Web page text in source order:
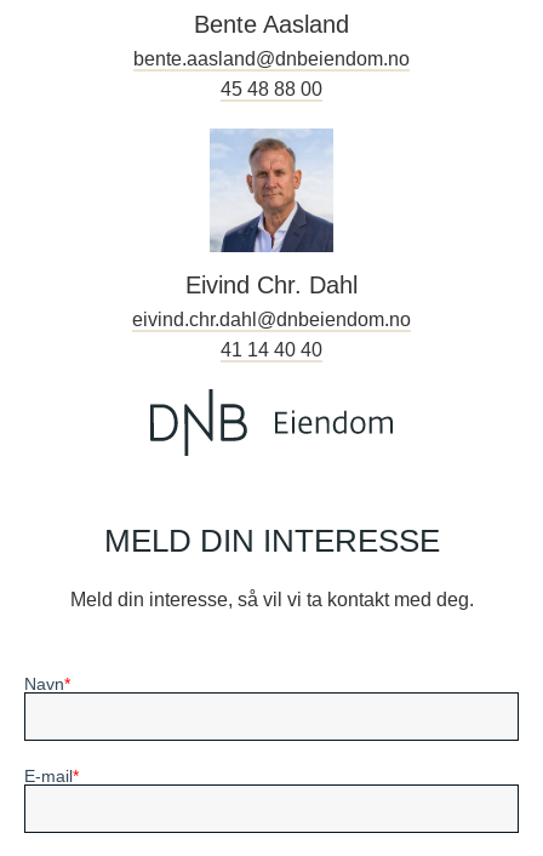
Bente Aasland
bente.aasland@dnbeiendom.no
45 48 88 00
Eivind Chr. Dahl
eivind.chr.dahl@dnbeiendom.no
41 14 40 40
MELD DIN INTERESSE
Meld din interesse, så vil vi ta kontakt med deg.
Navn
E-mail